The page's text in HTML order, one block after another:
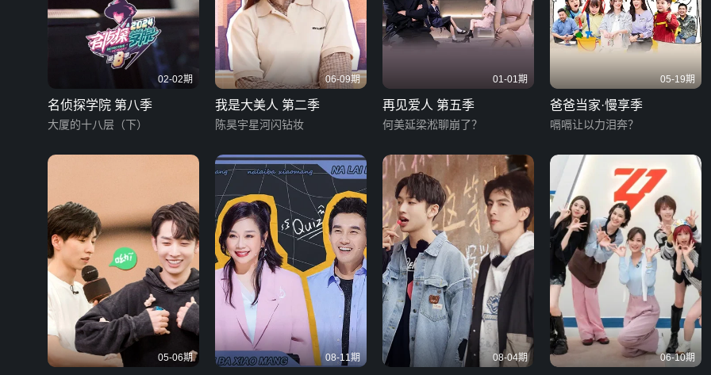
02-02期
名侦探学院 第八季
大厦的十八层（下）
06-09期
我是大美人 第二季
陈昊宇星河闪钻妆
01-01期
再见爱人 第五季
何美延梁淞聊崩了？
05-19期
爸爸当家·慢享季
嗝嗝让以力泪奔？
05-06期 08-11期 08-04期 06-10期